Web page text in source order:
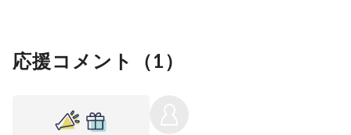
応援コメント（1）